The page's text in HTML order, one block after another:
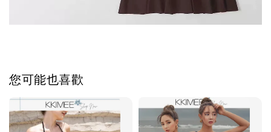
您可能也喜歡